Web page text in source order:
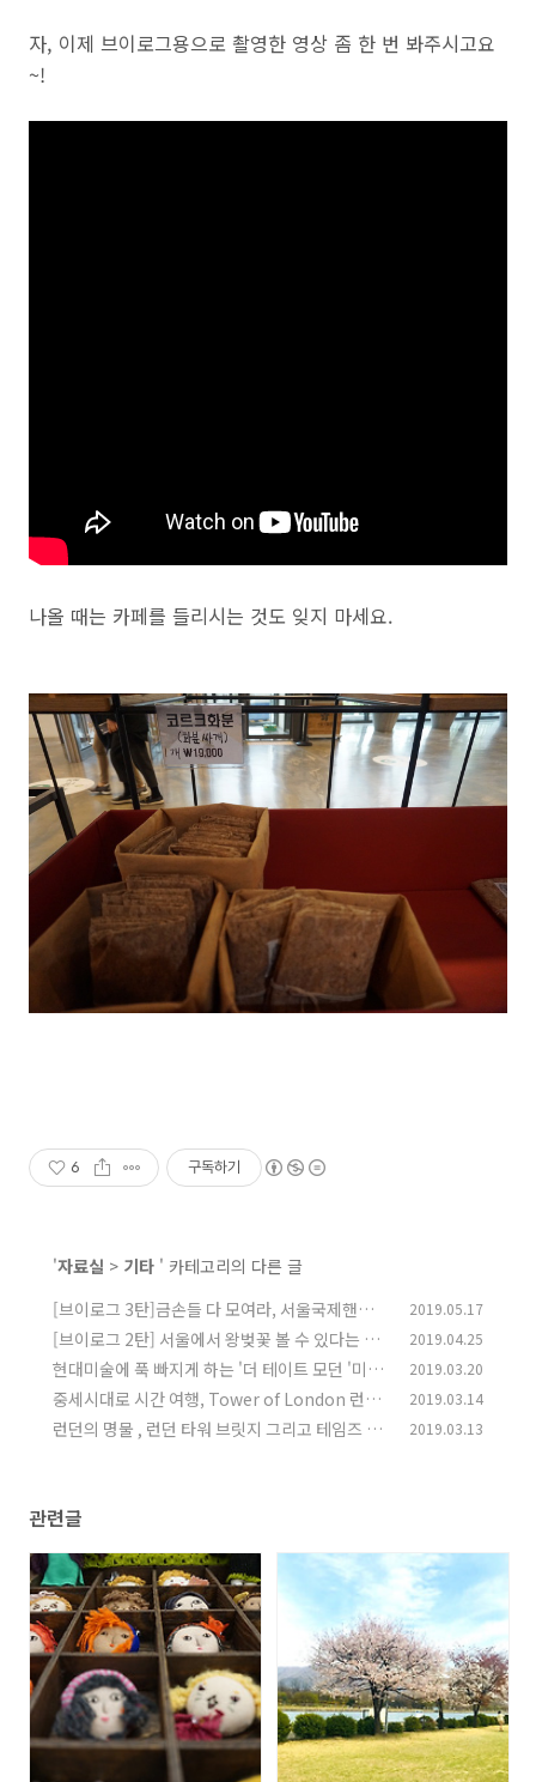
자, 이제 브이로그용으로 촬영한 영상 좀 한 번 봐주시고요
~!
나올 때는 카페를 들리시는 것도 잊지 마세요.
6 구독하기
'자료실 > 기타 ' 카테고리의 다른 글
[브이로그 3탄]금손들 다 모여라, 서울국제핸드
메이드페어 2019 ~!! (0)
2019.05.17
[브이로그 2탄] 서울에서 왕벚꽃 볼 수 있다는 미
사리 조정경기장에 다녀왔어요
(0)
2019.04.25
현대미술에 푹 빠지게 하는 '더 테이트 모던 '미술
관
(0)
2019.03.20
중세시대로 시간 여행, Tower of London 런던
타워
(0)
2019.03.14
런던의 명물 , 런던 타워 브릿지 그리고 테임즈 강 2019.03.13
관련글